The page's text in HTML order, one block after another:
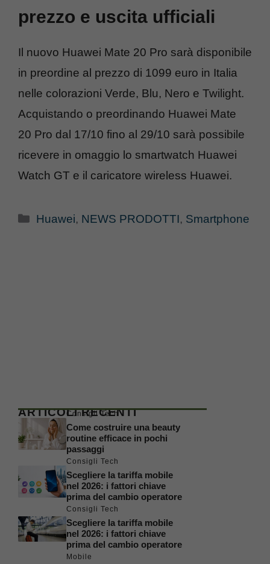
prezzo e uscita ufficiali
Il nuovo Huawei Mate 20 Pro sarà disponibile
in preordine al prezzo di 1099 euro in Italia
nelle colorazioni Verde, Blu, Nero e Twilight.
Acquistando o preordinando Huawei Mate
20 Pro dal 17/10 fino al 29/10 sarà possibile
ricevere in omaggio lo smartwatch Huawei
Watch GT e il caricatore wireless Huawei.
Categorie
Huawei, NEWS PRODOTTI, Smartphone
ARTICOLI RECENTI
Consigli Tech
Come costruire una beauty
routine efficace in pochi
passaggi
Consigli Tech
Scegliere la tariffa mobile
nel 2026: i fattori chiave
prima del cambio operatore
Consigli Tech
Scegliere la tariffa mobile
nel 2026: i fattori chiave
prima del cambio operatore
Mobile